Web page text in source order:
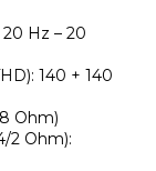
Hz – 20
140 + 140
Ohm)
2 Ohm):